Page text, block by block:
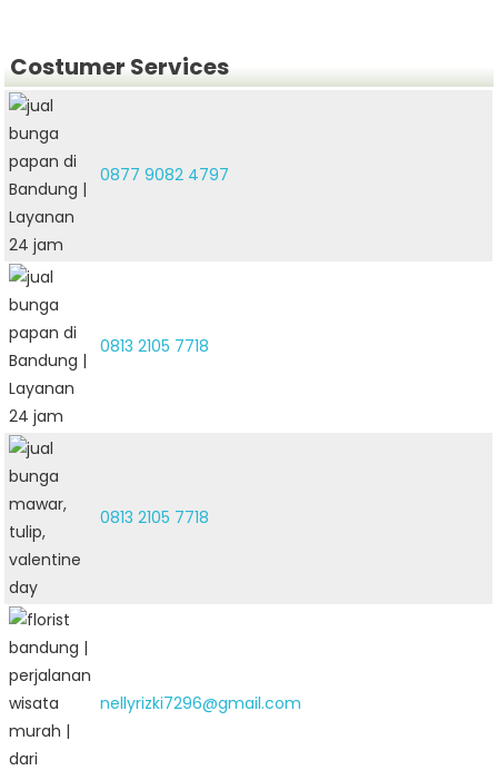
Costumer Services
0877 9082 4797
0813 2105 7718
0813 2105 7718
nellyrizki7296@gmail.com